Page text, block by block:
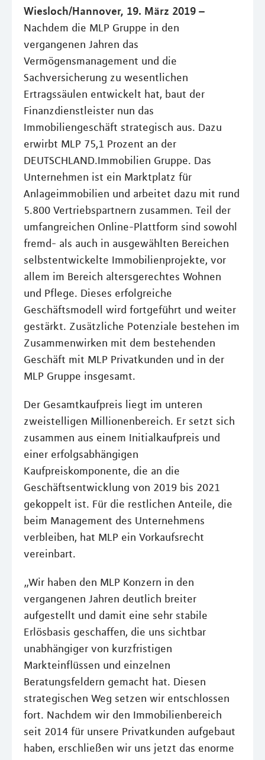
Wiesloch/Hannover, 19. März 2019 –
Nachdem die MLP Gruppe in den
vergangenen Jahren das
Vermögensmanagement und die
Sachversicherung zu wesentlichen
Ertragssäulen entwickelt hat, baut der
Finanzdienstleister nun das
Immobiliengeschäft strategisch aus. Dazu
erwirbt MLP 75,1 Prozent an der
DEUTSCHLAND.Immobilien Gruppe. Das
Unternehmen ist ein Marktplatz für
Anlageimmobilien und arbeitet dazu mit rund
5.800 Vertriebspartnern zusammen. Teil der
umfangreichen Online-Plattform sind sowohl
fremd- als auch in ausgewählten Bereichen
selbstentwickelte Immobilienprojekte, vor
allem im Bereich altersgerechtes Wohnen
und Pflege. Dieses erfolgreiche
Geschäftsmodell wird fortgeführt und weiter
gestärkt. Zusätzliche Potenziale bestehen im
Zusammenwirken mit dem bestehenden
Geschäft mit MLP Privatkunden und in der
MLP Gruppe insgesamt.
Der Gesamtkaufpreis liegt im unteren
zweistelligen Millionenbereich. Er setzt sich
zusammen aus einem Initialkaufpreis und
einer erfolgsabhängigen
Kaufpreiskomponente, die an die
Geschäftsentwicklung von 2019 bis 2021
gekoppelt ist. Für die restlichen Anteile, die
beim Management des Unternehmens
verbleiben, hat MLP ein Vorkaufsrecht
vereinbart.
„Wir haben den MLP Konzern in den
vergangenen Jahren deutlich breiter
aufgestellt und damit eine sehr stabile
Erlösbasis geschaffen, die uns sichtbar
unabhängiger von kurzfristigen
Markteinflüssen und einzelnen
Beratungsfeldern gemacht hat. Diesen
strategischen Weg setzen wir entschlossen
fort. Nachdem wir den Immobilienbereich
seit 2014 für unsere Privatkunden aufgebaut
haben, erschließen wir uns jetzt das enorme